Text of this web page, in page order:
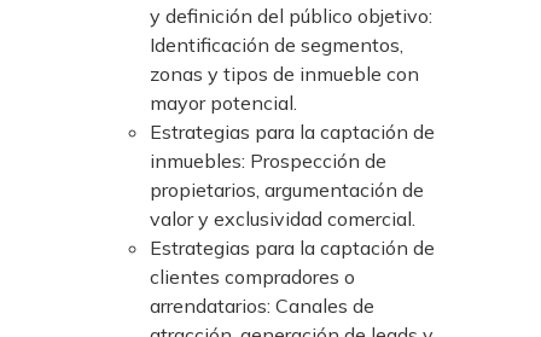
y definición del público objetivo:
Identificación de segmentos,
zonas y tipos de inmueble con
mayor potencial.
Estrategias para la captación de
inmuebles: Prospección de
propietarios, argumentación de
valor y exclusividad comercial.
Estrategias para la captación de
clientes compradores o
arrendatarios: Canales de